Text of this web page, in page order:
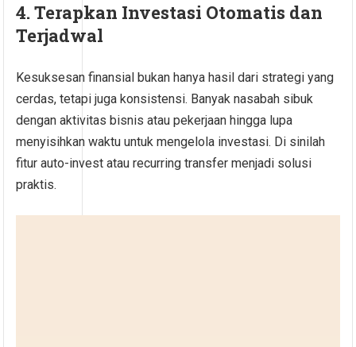
4. Terapkan Investasi Otomatis dan
Terjadwal
Kesuksesan finansial bukan hanya hasil dari strategi yang
cerdas, tetapi juga konsistensi. Banyak nasabah sibuk
dengan aktivitas bisnis atau pekerjaan hingga lupa
menyisihkan waktu untuk mengelola investasi. Di sinilah
fitur auto-invest atau recurring transfer menjadi solusi
praktis.